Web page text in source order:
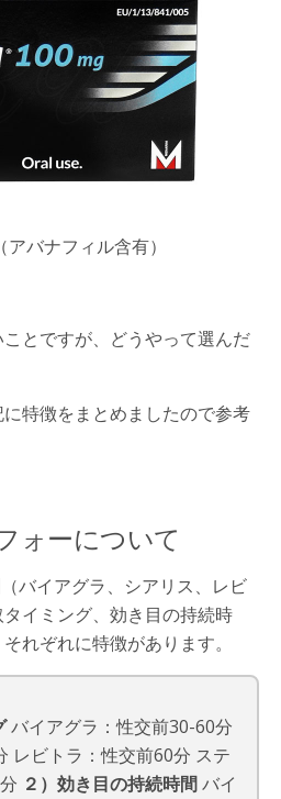
バナフィル含有）
とですが、どうやって選んだ
特徴をまとめましたので参考
ォーについて
バイアグラ、シアリス、レビ
イミング、効き目の持続時
れぞれに特徴があります。
バイアグラ：性交前30-60分
レビトラ：性交前60分 ステ
２）効き目の持続時間バイ